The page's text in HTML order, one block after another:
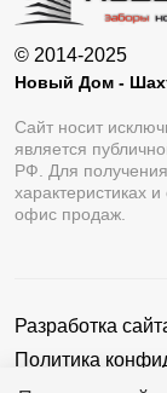
© 2014-2025
Новый Дом -
Сайт носит
является
РФ. Для
характеристиках
офис продаж.
Разработка
Политика